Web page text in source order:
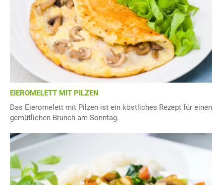
EIEROMELETT MIT PILZEN
Das Eieromelett mit Pilzen ist ein köstliches Rezept für einen
gemütlichen Brunch am Sonntag.